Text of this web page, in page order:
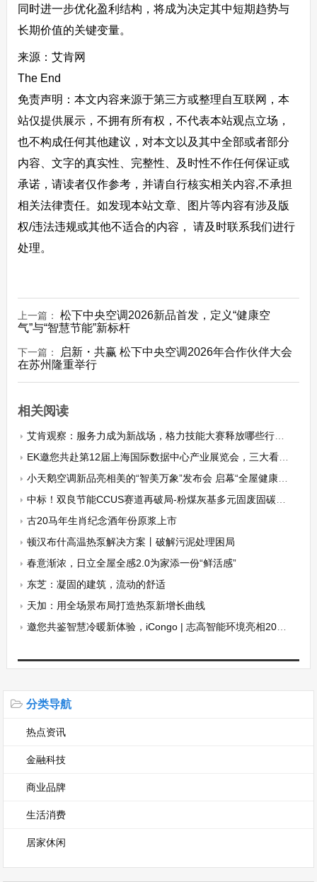
同时进一步优化盈利结构，将成为决定其中短期趋势与
长期价值的关键变量。
来源：艾肯网
The End
免责声明：本文内容来源于第三方或整理自互联网，本
站仅提供展示，不拥有所有权，不代表本站观点立场，
也不构成任何其他建议，对本文以及其中全部或者部分
内容、文字的真实性、完整性、及时性不作任何保证或
承诺，请读者仅作参考，并请自行核实相关内容,不承担
相关法律责任。如发现本站文章、图片等内容有涉及版
权/违法违规或其他不适合的内容， 请及时联系我们进行
处理。
上一篇： 松下中央空调2026新品首发，定义“健康空
气”与“智慧节能”新标杆
下一篇：
启新・共赢 松下中央空调2026年合作伙伴大会
在苏州隆重举行
相关阅读
艾肯观察：服务力成为新战场，格力技能大赛释放哪些行业信号?
EK邀您共赴第12届上海国际数据中心产业展览会，三大看点抢先剧透！
小天鹅空调新品亮相美的“智美万象”发布会 启幕“全屋健康空气2.0”时代
中标！双良节能CCUS赛道再破局-粉煤灰基多元固废固碳降碱，铸就CCUS降碳示范样本
古20马年生肖纪念酒年份原浆上市
顿汉布什高温热泵解决方案丨破解污泥处理困局
春意渐浓，日立全屋全感2.0为家添一份“鲜活感”
东芝：凝固的建筑，流动的舒适
天加：用全场景布局打造热泵新增长曲线
邀您共鉴智慧冷暖新体验，iCongo | 志高智能环境亮相2026HPE中国热泵展
分类导航
热点资讯
金融科技
商业品牌
生活消费
居家休闲